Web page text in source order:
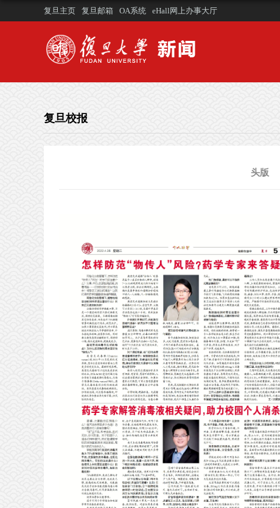
复旦主页 复旦邮箱 OA系统 eHall网上办事大厅
复旦校报
头版